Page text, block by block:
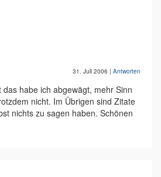
31. Juli 2006 | Antworten
habe ich abgewägt, mehr Sinn
nicht. Im Übrigen sind Zitate
nichts zu sagen haben. Schönen